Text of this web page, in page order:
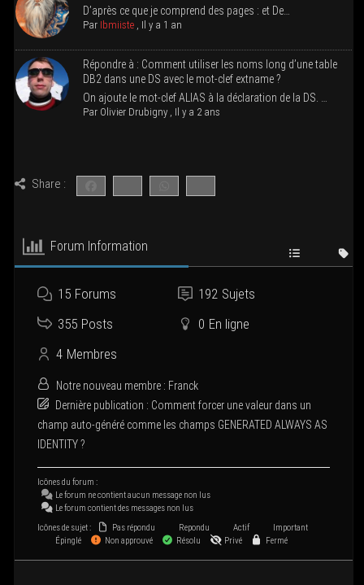
D’a­près ce que je com­prend des pages : et De…
Par Ibmiiste, Il y a 1 an
Répondre à : Com­ment uti­li­ser les noms long d’une table
DB2 dans une DS avec le mot-clef extname ?
On ajoute le mot-clef ALIAS à la décla­ra­tion de la DS. …
Par Oli­vier Dru­bi­gny, Il y a 2 ans
Share :
Forum Infor­ma­tion
15 Forums 192 Sujets
355 Posts 0 En ligne
4 Membres
Notre nou­veau membre : Franck
Der­nière publi­ca­tion : Com­ment for­cer une valeur dans un
champ auto-géné­ré comme les champs GENERATED ALWAYS AS
IDENTITY ?
Icônes du forum :
Le forum ne contient aucun mes­sage non lus
Le forum contient des mes­sages non lus
Icônes de sujet :
Pas répondu Repondu Actif
Important
Épinglé
Non approuvé Résolu Privé Fermé